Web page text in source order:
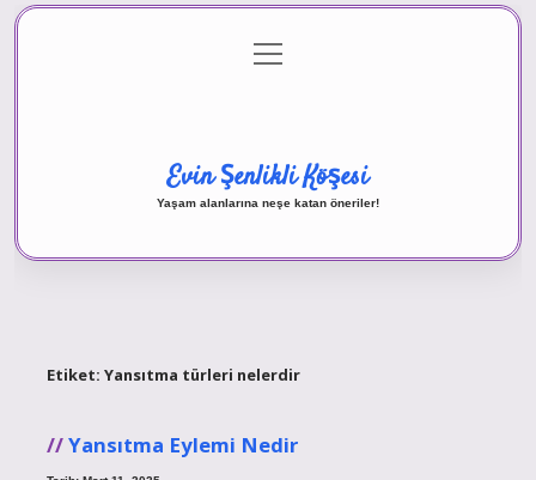
Gizlilik Politikası
menüyü
aç
Evin Şenlikli Köşesi
Yaşam alanlarına neşe katan öneriler!
Etiket: Yansıtma türleri nelerdir
Yansıtma Eylemi Nedir